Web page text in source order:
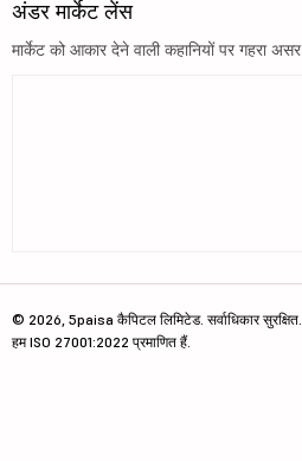
अंडर मार्केट लेंस
मार्केट को आकार देने वाली कहानियों पर गहरा असर
© 2026, 5paisa कैपिटल लिमिटेड. सर्वाधिकार सुरक्षित.
हम ISO 27001:2022 प्रमाणित हैं.